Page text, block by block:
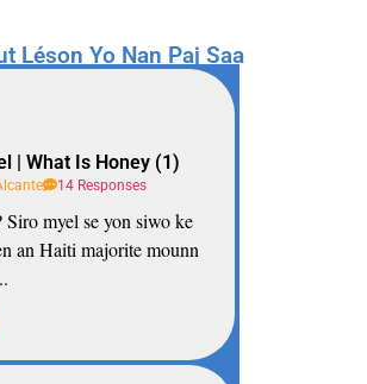
Léson Yo Nan Paj Saa
| What Is Honey (1)
14 Responses
myel se yon siwo ke
an Haiti majorite mounn